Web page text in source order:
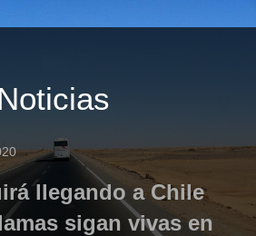
llegando a Chile
sigan vivas en